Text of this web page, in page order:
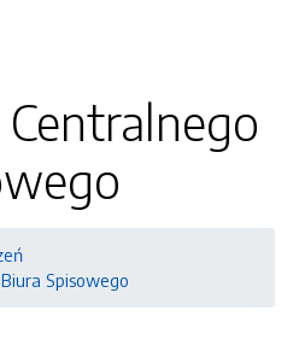
Spisowego